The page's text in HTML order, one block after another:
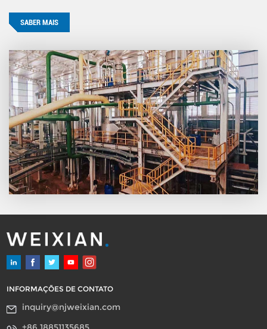
neutralização dentro de
5℃. A aparência dos
transparente, o valor do
pH é mais estável
SABER MAIS
INFORMAÇÕES DE CONTATO
inquiry@njweixian.com